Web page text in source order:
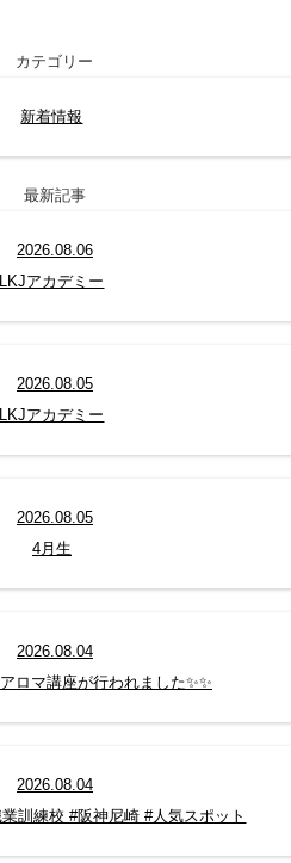
カテゴリー
新着情報
最新記事
2026.08.06
LKJアカデミー
2026.08.05
LKJアカデミー
2026.08.05
4月生
2026.08.04
ロマ講座が行われました✨✨
2026.08.04
訓練校 #阪神尼崎 #人気スポット